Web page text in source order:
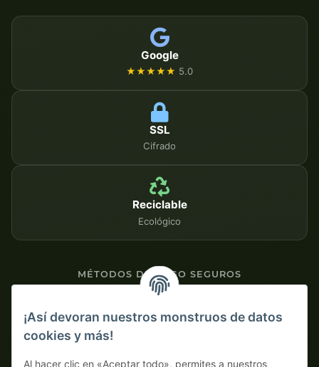
Google
★★★★★ 5.0
SSL
Cifrado
Reciclable
Ecológico
MÉTODOS DE PAGO SEGUROS
Pago por adelantado con descuento
¡Así devoran nuestros monstruos de datos
cookies y más!
Al hacer clic en «Aceptar todo», permites a nuestros